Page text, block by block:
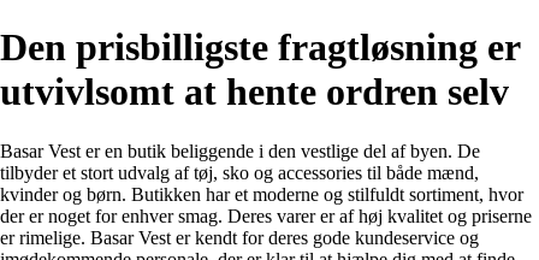
Den prisbilligste fragtløsning er
utvivlsomt at hente ordren selv
Basar Vest er en butik beliggende i den vestlige del af byen. De
tilbyder et stort udvalg af tøj, sko og accessories til både mænd,
kvinder og børn. Butikken har et moderne og stilfuldt sortiment, hvor
der er noget for enhver smag. Deres varer er af høj kvalitet og priserne
er rimelige. Basar Vest er kendt for deres gode kundeservice og